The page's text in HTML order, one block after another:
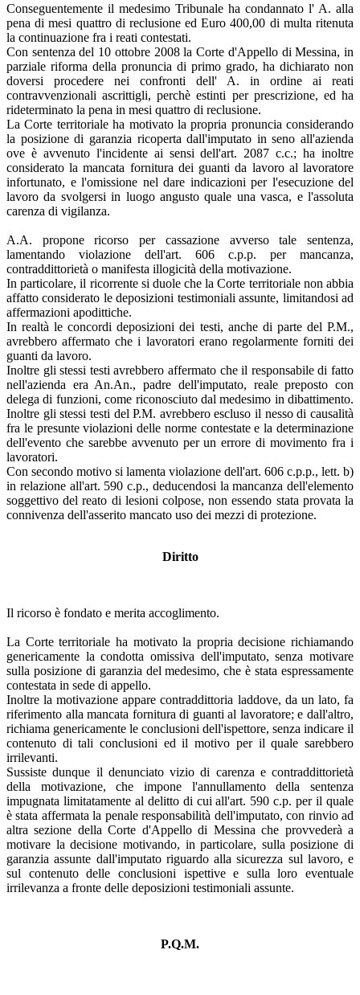
Conseguentemente il medesimo Tribunale ha condannato l' A. alla
pena di mesi quattro di reclusione ed Euro 400,00 di multa ritenuta
la continuazione fra i reati contestati.
Con sentenza del 10 ottobre 2008 la Corte d'Appello di Messina, in
parziale riforma della pronuncia di primo grado, ha dichiarato non
doversi procedere nei confronti dell' A. in ordine ai reati
contravvenzionali ascrittigli, perchè estinti per prescrizione, ed ha
rideterminato la pena in mesi quattro di reclusione.
La Corte territoriale ha motivato la propria pronuncia considerando
la posizione di garanzia ricoperta dall'imputato in seno all'azienda
ove è avvenuto l'incidente ai sensi dell'art. 2087 c.c.; ha inoltre
considerato la mancata fornitura dei guanti da lavoro al lavoratore
infortunato, e l'omissione nel dare indicazioni per l'esecuzione del
lavoro da svolgersi in luogo angusto quale una vasca, e l'assoluta
carenza di vigilanza.
A.A. propone ricorso per cassazione avverso tale sentenza,
lamentando violazione dell'art. 606 c.p.p. per mancanza,
contraddittorietà o manifesta illogicità della motivazione.
In particolare, il ricorrente si duole che la Corte territoriale non abbia
affatto considerato le deposizioni testimoniali assunte, limitandosi ad
affermazioni apodittiche.
In realtà le concordi deposizioni dei testi, anche di parte del P.M.,
avrebbero affermato che i lavoratori erano regolarmente forniti dei
guanti da lavoro.
Inoltre gli stessi testi avrebbero affermato che il responsabile di fatto
nell'azienda era An.An., padre dell'imputato, reale preposto con
delega di funzioni, come riconosciuto dal medesimo in dibattimento.
Inoltre gli stessi testi del P.M. avrebbero escluso il nesso di causalità
fra le presunte violazioni delle norme contestate e la determinazione
dell'evento che sarebbe avvenuto per un errore di movimento fra i
lavoratori.
Con secondo motivo si lamenta violazione dell'art. 606 c.p.p., lett. b)
in relazione all'art. 590 c.p., deducendosi la mancanza dell'elemento
soggettivo del reato di lesioni colpose, non essendo stata provata la
connivenza dell'asserito mancato uso dei mezzi di protezione.
Diritto
Il ricorso è fondato e merita accoglimento.
La Corte territoriale ha motivato la propria decisione richiamando
genericamente la condotta omissiva dell'imputato, senza motivare
sulla posizione di garanzia del medesimo, che è stata espressamente
contestata in sede di appello.
Inoltre la motivazione appare contraddittoria laddove, da un lato, fa
riferimento alla mancata fornitura di guanti al lavoratore; e dall'altro,
richiama genericamente le conclusioni dell'ispettore, senza indicare il
contenuto di tali conclusioni ed il motivo per il quale sarebbero
irrilevanti.
Sussiste dunque il denunciato vizio di carenza e contraddittorietà
della motivazione, che impone l'annullamento della sentenza
impugnata limitatamente al delitto di cui all'art. 590 c.p. per il quale
è stata affermata la penale responsabilità dell'imputato, con rinvio ad
altra sezione della Corte d'Appello di Messina che provvederà a
motivare la decisione motivando, in particolare, sulla posizione di
garanzia assunte dall'imputato riguardo alla sicurezza sul lavoro, e
sul contenuto delle conclusioni ispettive e sulla loro eventuale
irrilevanza a fronte delle deposizioni testimoniali assunte.
P.Q.M.